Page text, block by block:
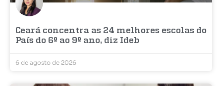
Ceará concentra as 24 melhores escolas do
País do 6º ao 9º ano, diz Ideb
6 de agosto de 2026